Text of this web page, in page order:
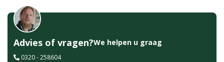
Advies of vragen?We helpen u graag
0320 - 258604